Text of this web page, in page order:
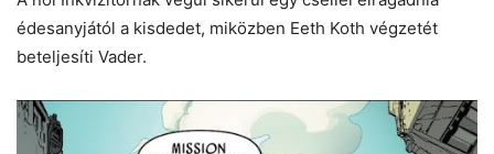
édesanyjától a kisdedet, miközben Eeth Koth végzetét
beteljesíti Vader.